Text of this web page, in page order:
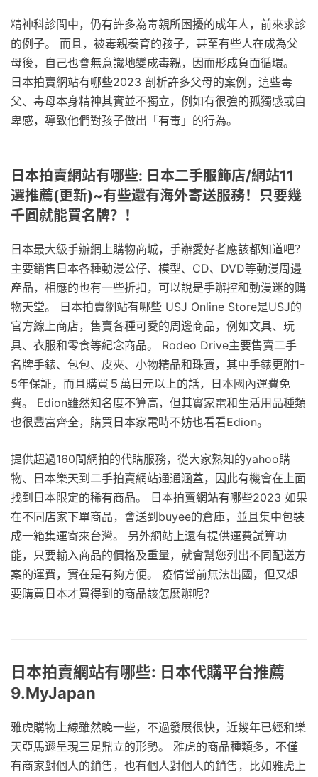
精神科診間中，仍有許多為毒親所困擾的成年人，前來求診
的例子。 而且，被毒親養育的孩子，甚至有些人在成為父
母後，自己也會無意識地變成毒親，因而形成負面循環。
日本拍賣網站有哪些2023 剖析許多父母的案例，這些毒
父、毒母本身精神其實並不獨立，例如有很強的孤獨感或自
卑感，導致他們對孩子做出「有毒」的行為。
日本拍賣網站有哪些: 日本二手服飾店/網站11
選推薦(更新)~有些還有海外寄送服務！只要幾
千圓就能買名牌？！
日本最大級手辦網上購物商城，手辦愛好者應該都知道吧？
主要銷售日本各種動漫公仔、模型、CD、DVD等動漫周邊
產品，相應的也有一些折扣，可以說是手辦控和動漫迷的購
物天堂。 日本拍賣網站有哪些 USJ Online Store是USJ的
官方線上商店，售賣各種可愛的周邊商品，例如文具、玩
具、衣服和零食等紀念商品。 Rodeo Drive主要售賣二手
名牌手錶、包包、皮夾、小物精品和珠寶，其中手錶更附1-
5年保証，而且購買５萬日元以上的話，日本國內運費免
費。 Edion雖然知名度不算高，但其實家電和生活用品種類
也很豐富齊全，購買日本家電時不妨也看看Edion。
提供超過160間網拍的代購服務，從大家熟知的yahoo購
物、日本樂天到二手拍賣網站通通涵蓋，因此有機會在上面
找到日本限定的稀有商品。 日本拍賣網站有哪些2023 如果
在不同店家下單商品，會送到buyee的倉庫，並且集中包裝
成一箱集運寄來台灣。 另外網站上還有提供運費試算功
能，只要輸入商品的價格及重量，就會幫您列出不同配送方
案的運費，實在是有夠方便。 疫情當前無法出國，但又想
要購買日本才買得到的商品該怎麼辦呢？
日本拍賣網站有哪些: 日本代購平台推薦
9.MyJapan
雅虎購物上線雖然晚一些，不過發展很快，近幾年已經和樂
天亞馬遜呈現三足鼎立的形勢。 雅虎的商品種類多，不僅
有商家對個人的銷售，也有個人對個人的銷售，比如雅虎上